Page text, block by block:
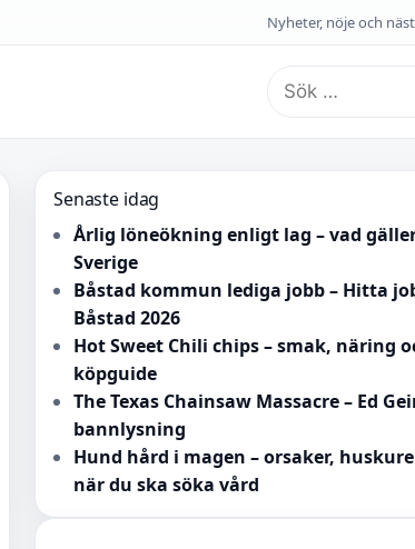
Nyheter, nöje och
Sök
efter:
Senaste idag
Årlig löneökning enligt lag – vad
Sverige
Båstad kommun lediga jobb – Hitta
Båstad 2026
Hot Sweet Chili chips – smak, näring
köpguide
The Texas Chainsaw Massacre – Ed
bannlysning
Hund hård i magen – orsaker,
när du ska söka vård